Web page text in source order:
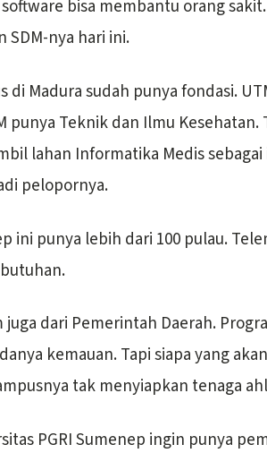
bisa membantu orang
SDM-nya hari ini.
di Madura sudah punya fondasi.
punya Teknik dan Ilmu Kesehatan.
lahan Informatika Medis
pelopornya.
ini punya lebih dari 100 pulau.
dari Pemerintah Daerah.
kemauan. Tapi siapa yang
tak menyiapkan tenaga
PGRI Sumenep ingin punya